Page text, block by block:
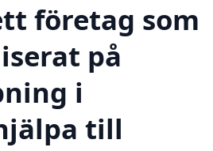
företag som
på
i
till